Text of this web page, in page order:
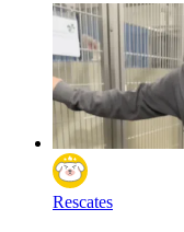
Rescates